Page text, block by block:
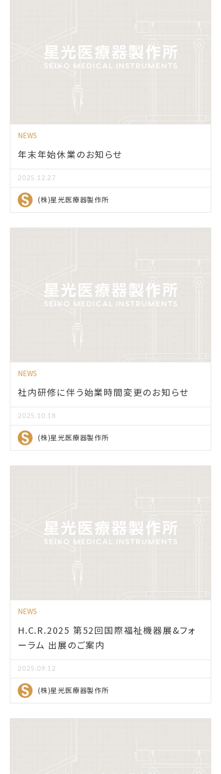
NEWS
年末年始休業のお知らせ
2025.12.27
(株)星光医療器製作所
NEWS
社内研修に伴う始業時間変更のお知らせ
2025.10.18
(株)星光医療器製作所
NEWS
H.C.R.2025 第52回国際福祉機器展&フォ
ーラム 出展のご案内
2025.09.12
(株)星光医療器製作所